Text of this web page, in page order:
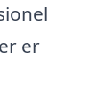
er